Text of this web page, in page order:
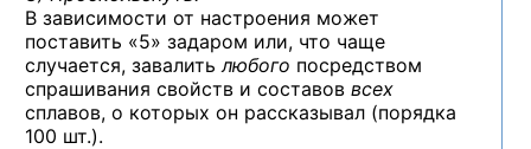
В зависимости от настроения может
поставить «5» задаром или, что чаще
случается, завалитьлюбого посредством
спрашивания свойств и составов всех
сплавов, о которых он рассказывал (порядка
100 шт.).